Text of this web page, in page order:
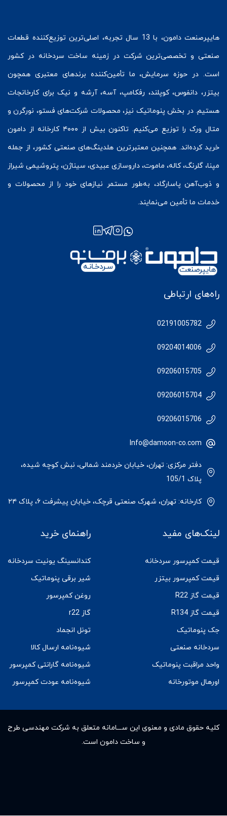
هایپرصنعت
دامون، با 13 سال تجربه، اصلی‌ترین توزیع‌کننده قطعات
صنعتی و تخصصی‌ترین شرکت در زمینه ساخت سردخانه در کشور
است. در حوزه سرمایش، ما تأمین‌کننده برندهای معتبری همچون
بیتزر، دانفوس،کوپلند، رفکامپ، آسه، آرشه و نیک برای کارخانجات
هستیم. در بخش پنوماتیک نیز، محصولات شرکت‌های فستو، نورگرن و
متال ورک
را توزیع می‌کنیم. تاکنون بیش از ۴۰۰۰ کارخانه از دامون
خرید کرده‌اند. همچنین معتبرترین هلدینگ‌های صنعتی کشور، از جمله
مپنا، گلرنگ، کاله، ماموت، داروسازی عبیدی، سیناژن، پتروشیمی شیراز
و ذوب‌آهن پاسارگاد، به‌طور مستمر نیازهای خود را از محصولات و
خدمات ما تأمین می‌نمایند.
راه‌های ارتباطی
02191005782
09204014006
09206015705
09206015704
09206015706
Info@damoon-co.com
دفتر مرکزی: تهران، خیابان خردمند شمالی، نبش کوچه شیده،
پلاک 105/1
کارخانه: تهران، شهرک صنعتی قرچک، خیابان پیشرفت ۶، پلاک ۲۴
لینک‌های مفید
قیمت کمپرسور سردخانه
قیمت کمپرسور بیتزر
قیمت گاز R22
قیمت گاز R134
جک پنوماتیک
سردخانه صنعتی
واحد مراقبت پنوماتیک
اورهال موتورخانه
راهنمای خرید
کندانسینگ یونیت سردخانه
شیر برقی پنوماتیک
روغن کمپرسور
گاز r22
تونل انجماد
شیوه‌نامه ارسال کالا
شیوه‌نامه گارانتی کمپرسور
شیوه‌نامه عودت کمپرسور
کلیه حقوق مادى و معنوى این ســـامانه متعلق به شرکت مهندسی طرح
و ساخت دامون است.